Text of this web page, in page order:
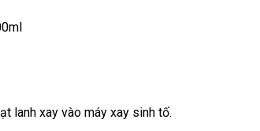
lanh xay vào máy xay sinh tố.